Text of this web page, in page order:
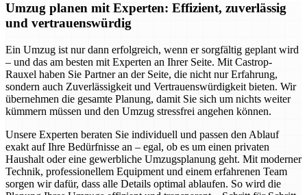
Umzug planen mit Experten: Effizient, zuverlässig
und vertrauenswürdig
Ein Umzug ist nur dann erfolgreich, wenn er sorgfältig geplant wird
– und das am besten mit Experten an Ihrer Seite. Mit Castrop-
Rauxel haben Sie Partner an der Seite, die nicht nur Erfahrung,
sondern auch Zuverlässigkeit und Vertrauenswürdigkeit bieten. Wir
übernehmen die gesamte Planung, damit Sie sich um nichts weiter
kümmern müssen und den Umzug stressfrei angehen können.
Unsere Experten beraten Sie individuell und passen den Ablauf
exakt auf Ihre Bedürfnisse an – egal, ob es um einen privaten
Haushalt oder eine gewerbliche Umzugsplanung geht. Mit moderner
Technik, professionellem Equipment und einem erfahrenen Team
sorgen wir dafür, dass alle Details optimal ablaufen. So wird die